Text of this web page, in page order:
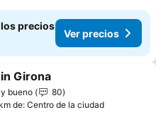
precios
Ver precios
a favoritos
Girona
bueno
80
de: Centro de la ciudad